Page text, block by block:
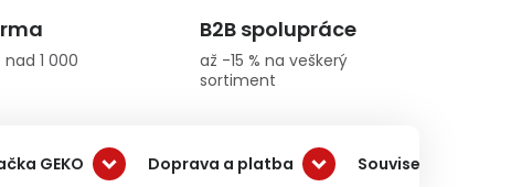
1 000
B2B spolupráce
až -15 % na veškerý
sortiment
GEKO Doprava a platba Související